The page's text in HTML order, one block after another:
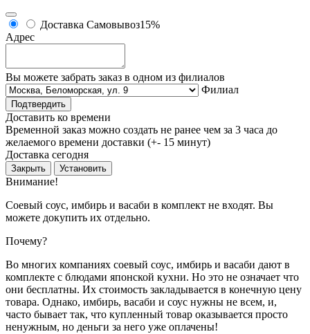
Доставка Самовывоз15%
Адрес
Вы можете забрать заказ в одном из филиалов
Филиал
Подтвердить
Доставить ко времени
Временной заказ можно создать не ранее чем за 3 часа до
желаемого времени доставки (+- 15 минут)
Доставка сегодня
Закрыть Установить
Внимание!
Соевый соус, имбирь и васаби в комплект не входят. Вы
можете докупить их отдельно.
Почему?
Во многих компаниях соевый соус, имбирь и васаби дают в
комплекте с блюдами японской кухни. Но это не означает что
они бесплатны. Их стоимость закладывается в конечную цену
товара. Однако, имбирь, васаби и соус нужны не всем, и,
часто бывает так, что купленный товар оказывается просто
ненужным, но деньги за него уже оплачены!